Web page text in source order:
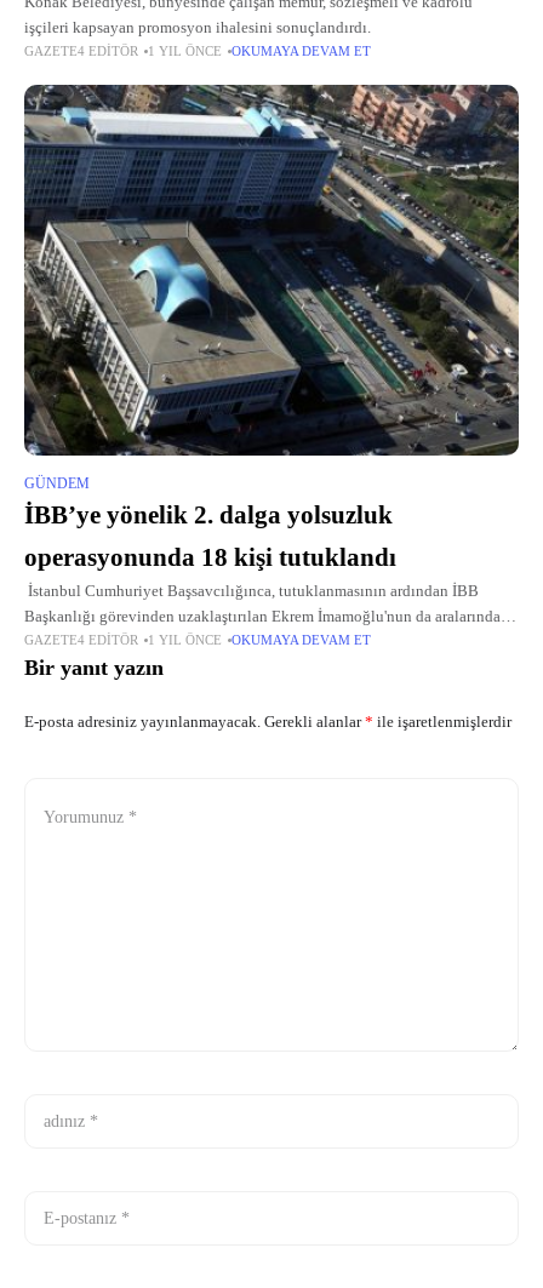
işçileri kapsayan promosyon ihalesini sonuçlandırdı.
GAZETE4 EDITÖR 1 YIL ÖNCE OKUMAYA DEVAM ET
GÜNDEM
İBB’ye yönelik 2. dalga yolsuzluk
operasyonunda 18 kişi tutuklandı
İstanbul Cumhuriyet Başsavcılığınca, tutuklanmasının ardından İBB
Başkanlığı görevinden uzaklaştırılan Ekrem İmamoğlu'nun da aralarında
bulunduğu zanlılar hakkında "suç örgütü yöneticisi olmak", "suç örgütüne
üye olmak", "irtikap", "rüşvet", "nitelikli dolandırıcılık", "kişisel
GAZETE4 EDITÖR 1 YIL ÖNCE OKUMAYA DEVAM ET
Bir yanıt yazın
E-posta adresiniz yayınlanmayacak. Gerekli alanlar* ile işaretlenmişlerdir